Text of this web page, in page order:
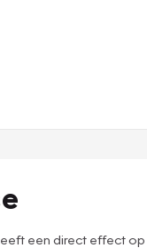
een direct effect